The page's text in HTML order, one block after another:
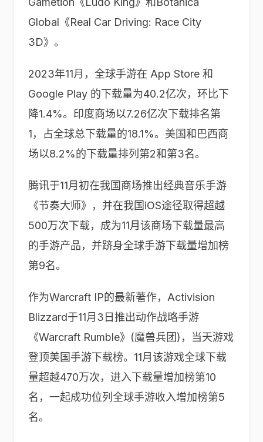
Global《Real Car Driving: Race City
3D》。
2023年11月，全球手游在 App Store 和
Google Play 的下载量为40.2亿次，环比下
降1.4%。印度商场以7.26亿次下载排名第
1，占全球总下载量的18.1%。美国和巴西商
场以8.2%的下载量排列第2和第3名。
腾讯于11月初在我国商场推出经典音乐手游
《节奏大师》，并在我国iOS途径取得超越
500万次下载，成为11月该商场下载量最高
的手游产品，并跻身全球手游下载量增加榜
第9名。
作为Warcraft IP的最新著作，Activision
Blizzard于11月3日推出动作战略手游
《Warcraft Rumble》(魔兽兵团)，当天游戏
登顶美国手游下载榜。11月该游戏全球下载
量超越470万次，进入下载量增加榜第10
名，一起成功位列全球手游收入增加榜第5
名。